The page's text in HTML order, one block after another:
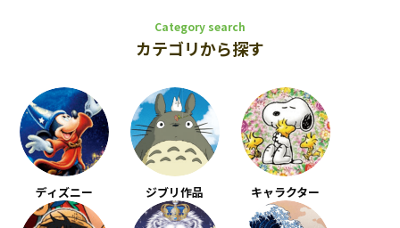
Category search
カテゴリから探す
ディズニー ジブリ作品 キャラクター